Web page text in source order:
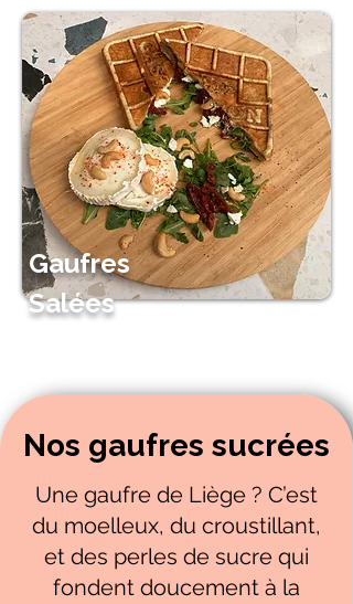
Gaufres
Salées
Nos gaufres sucrées
Une gaufre de Liège ? C’est
du moelleux, du croustillant,
et des perles de sucre qui
fondent doucement à la